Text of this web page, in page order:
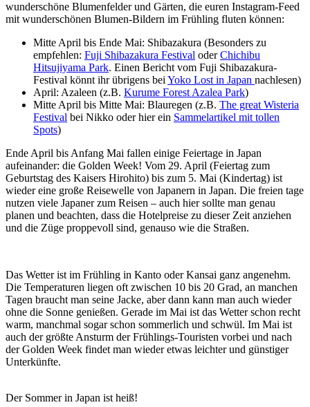
wunderschöne Blumenfelder und Gärten, die euren Instagram-Feed
mit wunderschönen Blumen-Bildern im Frühling fluten können:
Mitte April bis Ende Mai: Shibazakura (Besonders zu
empfehlen: Fuji Shibazakura Festival oderChichibu
Hitsujiyama Park. Einen Bericht vom Fuji Shibazakura-
Festival könnt ihr übrigens bei Yoko Lost in Japan nachlesen)
April: Azaleen (z.B. Kurume Forest Azalea Park)
Mitte April bis Mitte Mai: Blauregen (z.B. The great Wisteria
Festival bei Nikko oder hier ein Sammelartikel mit tollen
Spots)
Ende April bis Anfang Mai fallen einige Feiertage in Japan
aufeinander: die Golden Week! Vom 29. April (Feiertag zum
Geburtstag des Kaisers Hirohito) bis zum 5. Mai (Kindertag) ist
wieder eine große Reisewelle von Japanern in Japan. Die freien tage
nutzen viele Japaner zum Reisen – auch hier sollte man genau
planen und beachten, dass die Hotelpreise zu dieser Zeit anziehen
und die Züge proppevoll sind, genauso wie die Straßen.
Das Wetter ist im Frühling in Kanto oder Kansai ganz angenehm.
Die Temperaturen liegen oft zwischen 10 bis 20 Grad, an manchen
Tagen braucht man seine Jacke, aber dann kann man auch wieder
ohne die Sonne genießen. Gerade im Mai ist das Wetter schon recht
warm, manchmal sogar schon sommerlich und schwül. Im Mai ist
auch der größte Ansturm der Frühlings-Touristen vorbei und nach
der Golden Week findet man wieder etwas leichter und günstiger
Unterkünfte.
Der Sommer in Japan ist heiß!